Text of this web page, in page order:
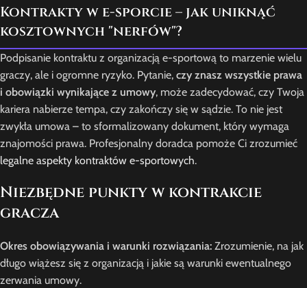
Kontrakty w e-sporcie – jak uniknąć
kosztownych "nerfów"?
Podpisanie kontraktu z organizacją e-sportową to marzenie wielu
graczy, ale i ogromne ryzyko. Pytanie, czy znasz wszystkie prawa
i obowiązki wynikające z umowy, może zadecydować, czy Twoja
kariera nabierze tempa, czy zakończy się w sądzie. To nie jest
zwykła umowa – to sformalizowany dokument, który wymaga
znajomości prawa. Profesjonalny doradca pomoże Ci zrozumieć
legalne aspekty kontraktów e-sportowych.
Niezbędne punkty w kontrakcie
gracza
Okres obowiązywania i warunki rozwiązania: Zrozumienie, na jak
długo wiążesz się z organizacją i jakie są warunki ewentualnego
zerwania umowy.